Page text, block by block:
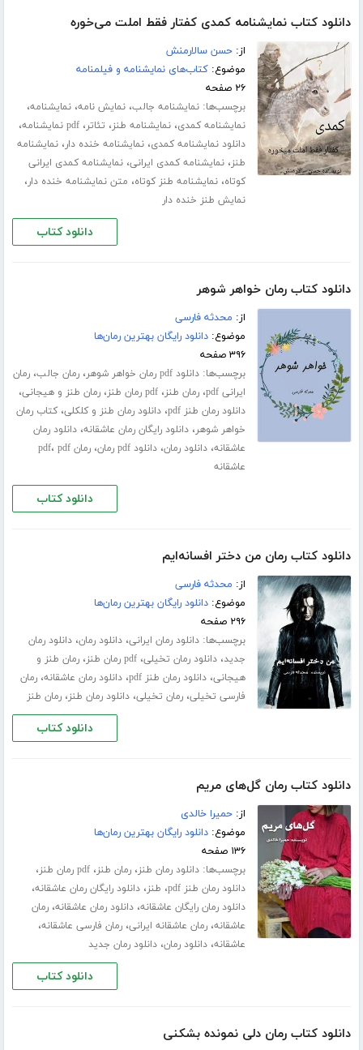
دانلود کتاب نمایشنامه کمدی کفتار فقط املت می‌خوره
از:حسن سالارمنش
موضوع:کتاب‌های نمایشنامه و فیلمنامه
۲۶ صفحه
برچسب‌ها:نمایشنامه جالب،نمایش نامه،نمایشنامه،
نمایشنامه کمدی،نمایشنامه طنز، تئاتر،pdf نمایشنامه ،
دانلود نمایشنامه کمدی،نمایشنامه خنده دار،نمایشنامه
طنز،نمایشنامه کمدی ایرانی،نمایشنامه کمدی ایرانی
کوتاه،نمایشنامه طنز کوتاه، متن نمایشنامه خنده دار،
نمایش طنز خنده دار
دانلود کتاب
دانلود کتاب رمان خواهر شوهر
از: محدثه فارسی
موضوع:دانلود رایگان بهترین رمان‌ها
۳۹۶ صفحه
برچسب‌ها:دانلود pdf رمان خواهر شوهر ،رمان جالب،رمان
ایرانی pdf
،رمان طنز،pdf رمان طنز ،رمان طنز و هیجانی،
دانلود رمان طنز pdf ،دانلود رمان طنز و کلکلی،کتاب رمان
خواهر شوهر،دانلود رایگان رمان عاشقانه،دانلود رمان
عاشقانه،دانلود رمان،دانلود pdf رمان ،رمان pdf ، pdf
عاشقانه
دانلود کتاب
دانلود کتاب رمان من دختر افسانه‌ایم
از: محدثه فارسی
موضوع:دانلود رایگان بهترین رمان‌ها
۲۹۶ صفحه
برچسب‌ها:دانلود رمان ایرانی،دانلود رمان،دانلود رمان
جدید،دانلود رمان تخیلی،pdf رمان طنز ،رمان طنز و
هیجانی،دانلود رمان طنز pdf ،دانلود رمان عاشقانه،رمان
فارسی تخیلی،رمان تخیلی،دانلود رمان طنز،رمان طنز
دانلود کتاب
دانلود کتاب رمان گل‌های مریم
از:حمیرا خالدی
موضوع:دانلود رایگان بهترین رمان‌ها
۱۳۶ صفحه
برچسب‌ها:دانلود رمان طنز،رمان طنز،pdf رمان طنز ،
دانلود رمان طنز pdf ، طنز،دانلود رایگان رمان عاشقانه،
دانلود رمان رایگان عاشقانه،دانلود رمان عاشقانه،رمان
عاشقانه،رمان عاشقانه ایرانی،رمان فارسی عاشقانه،
عاشقانه،دانلود رمان،دانلود رمان جدید
دانلود کتاب
دانلود کتاب رمان دلی نمونده بشکنی